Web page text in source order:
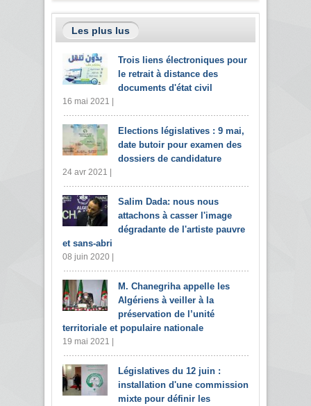
Les plus lus
Trois liens électroniques pour
le retrait à distance des
documents d'état civil
16 mai 2021 |
Elections législatives : 9 mai,
date butoir pour examen des
dossiers de candidature
24 avr 2021 |
Salim Dada: nous nous
attachons à casser l'image
dégradante de l'artiste pauvre
et sans-abri
08 juin 2020 |
M. Chanegriha appelle les
Algériens à veiller à la
préservation de l’unité
territoriale et populaire nationale
19 mai 2021 |
Législatives du 12 juin :
installation d'une commission
mixte pour définir les